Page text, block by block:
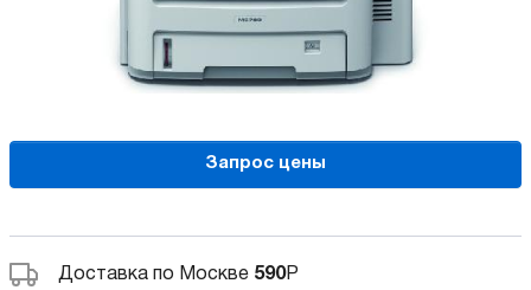
Запрос цены
Доставка по Москве 590Р